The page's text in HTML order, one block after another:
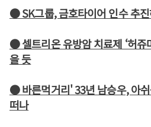
● SK그룹, 금호타이어 인수 추
● 셀트리온 유방암 치료제 ‘허쥬
을 듯
● 바른먹거리' 33년 남승우, 아
떠나